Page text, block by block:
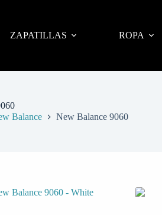
ZAPATILLAS ROPA
Balance New Balance 9060